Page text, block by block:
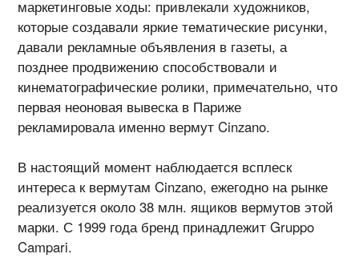
маркетинговые ходы: привлекали художников,
которые создавали яркие тематические рисунки,
давали рекламные объявления в газеты, а
позднее продвижению способствовали и
кинематографические ролики, примечательно, что
первая неоновая вывеска в Париже
рекламировала именно вермут Cinzano.
В настоящий момент наблюдается всплеск
интереса к вермутам Cinzano, ежегодно на рынке
реализуется около 38 млн. ящиков вермутов этой
марки. С 1999 года бренд принадлежит Gruppo
Campari.